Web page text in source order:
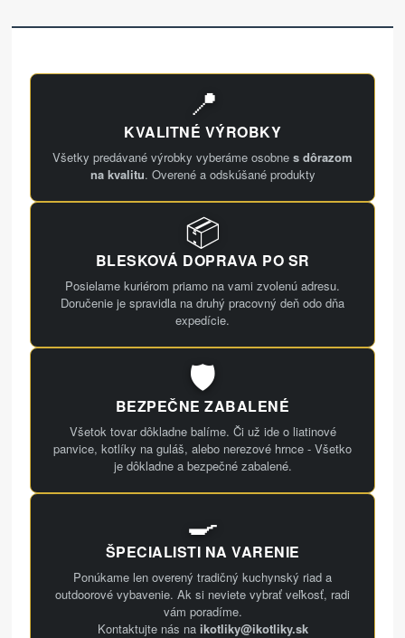
📍
KVALITNÉ VÝROBKY
Všetky predávané výrobky vyberáme osobne s dôrazom
na kvalitu. Overené a odskúšané produkty
📦
BLESKOVÁ DOPRAVA PO SR
Posielame kuriérom priamo na vami zvolenú adresu.
Doručenie je spravidla na druhý pracovný deň odo dňa
expedície.
🛡️
BEZPEČNE ZABALENÉ
Všetok tovar dôkladne balíme. Či už ide o liatinové
panvice, kotlíky na guláš, alebo nerezové hrnce - Všetko
je dôkladne a bezpečné zabalené.
🍳
ŠPECIALISTI NA VARENIE
Ponúkame len overený tradičný kuchynský riad a
outdoorové vybavenie. Ak si neviete vybrať veľkosť, radi
vám poradíme.
Kontaktujte nás na ikotliky@ikotliky.sk